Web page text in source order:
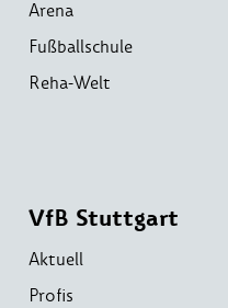
Arena
Fußballschule
Reha-Welt
VfB Stuttgart
Aktuell
Profis